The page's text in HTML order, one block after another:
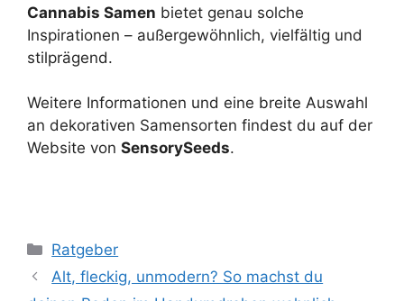
Cannabis Samen bietet genau solche
Inspirationen – außergewöhnlich, vielfältig und
stilprägend.
Weitere Informationen und eine breite Auswahl
an dekorativen Samensorten findest du auf der
Website von SensorySeeds.
Kategorien
Ratgeber
Alt, fleckig, unmodern? So machst du